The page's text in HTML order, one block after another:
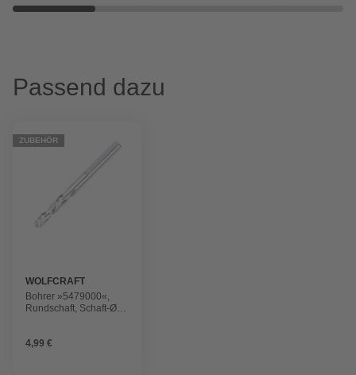
Passend dazu
ZUBEHÖR
WOLFCRAFT
Bohrer »5479000«,
Rundschaft, Schaft-Ø: 6
4,99 €